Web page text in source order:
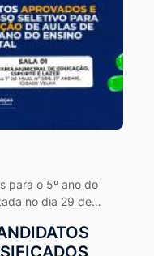
para o 5º ano do
no dia 29 de